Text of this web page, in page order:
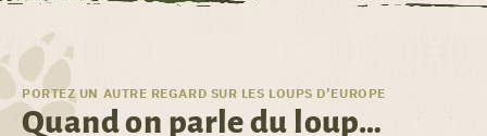
PORTEZ UN AUTRE REGARD SUR LES LOUPS D’EUROPE
Quand on parle du loup…